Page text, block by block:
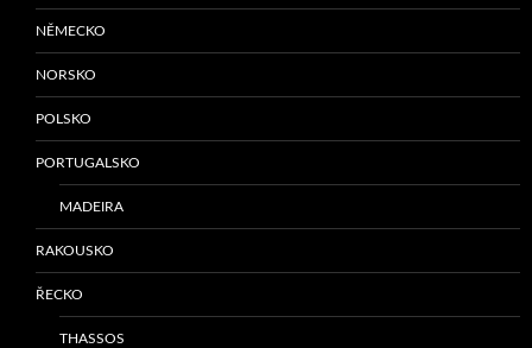
NĚMECKO
NORSKO
POLSKO
PORTUGALSKO
MADEIRA
RAKOUSKO
ŘECKO
THASSOS